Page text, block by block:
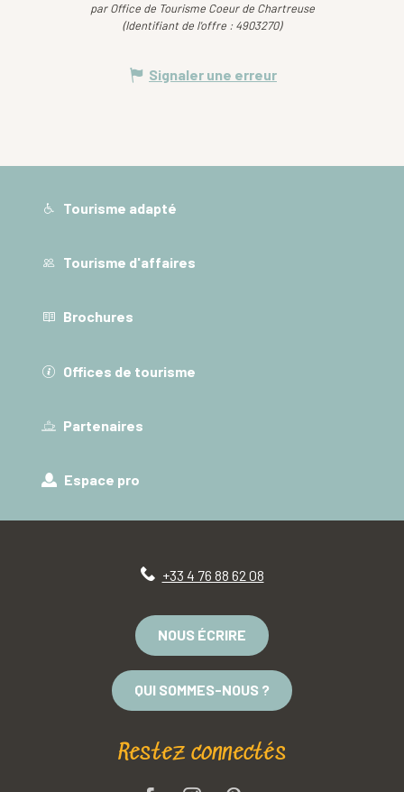
par Office de Tourisme Coeur de Chartreuse
(Identifiant de l'offre : 4903270)
Signaler une erreur
Tourisme adapté
Tourisme d'affaires
Brochures
Offices de tourisme
Partenaires
Espace pro
+33 4 76 88 62 08
NOUS ÉCRIRE
QUI SOMMES-NOUS ?
Restez connectés